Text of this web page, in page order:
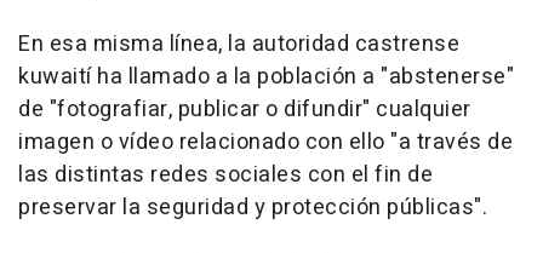
En esa misma línea, la autoridad castrense
kuwaití ha llamado a la población a "abstenerse"
de "fotografiar, publicar o difundir" cualquier
imagen o vídeo relacionado con ello "a través de
las distintas redes sociales con el fin de
preservar la seguridad y protección públicas".